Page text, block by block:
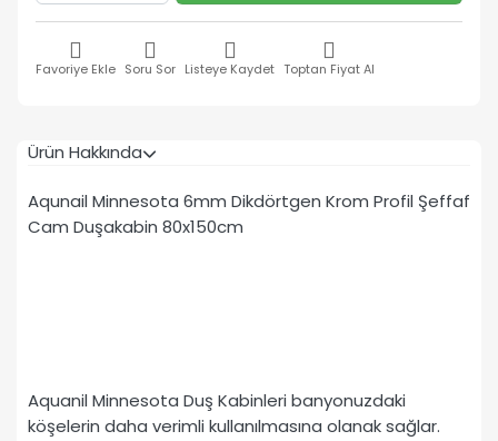
Favoriye Ekle Soru Sor Listeye Kaydet Toptan Fiyat Al
Ürün Hakkında
Aqunail Minnesota 6mm Dikdörtgen Krom Profil Şeffaf
Cam Duşakabin 80x150cm
Aquanil Minnesota Duş Kabinleri banyonuzdaki
köşelerin daha verimli kullanılmasına olanak sağlar.